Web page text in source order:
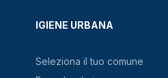
IGIENE URBANA
Seleziona il tuo comune